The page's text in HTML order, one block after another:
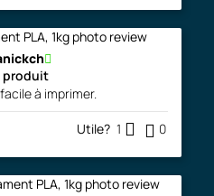
produit
à imprimer.
Utile? 1 0